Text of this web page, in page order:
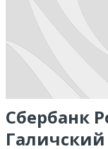
Сбербанк